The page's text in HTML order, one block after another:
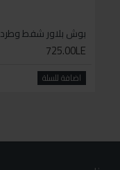
بوش بلاور شفط وطرد 620 وات
725.00LE
اضافة للسلة